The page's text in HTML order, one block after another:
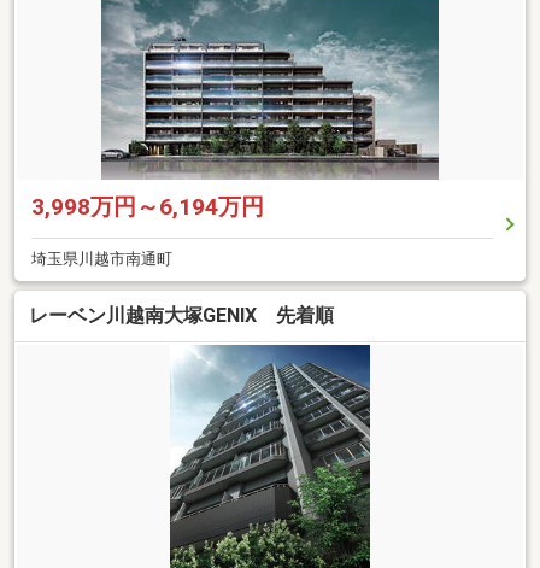
3,998万円～6,194万円
埼玉県川越市南通町
レーベン川越南大塚GENIX 先着順